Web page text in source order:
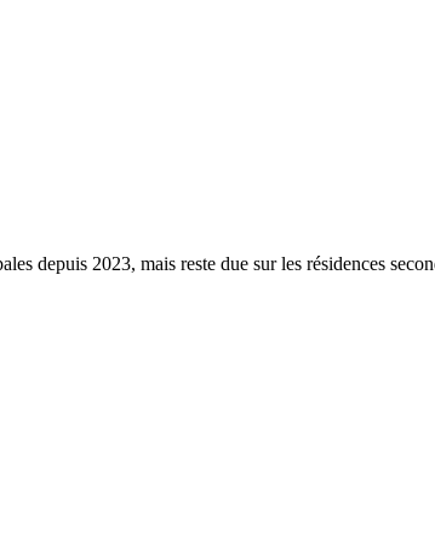
depuis 2023, mais reste due sur les résidences